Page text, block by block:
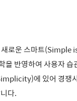
새로운 스마트(Simple
을 반영하여 사용자 습
에 있어 경쟁
다.